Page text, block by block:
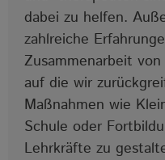
dabei zu helfen.
zahlreiche
Zusammenarbeit
auf die wir
Maßnahmen wie
Schule oder
Lehrkräfte zu